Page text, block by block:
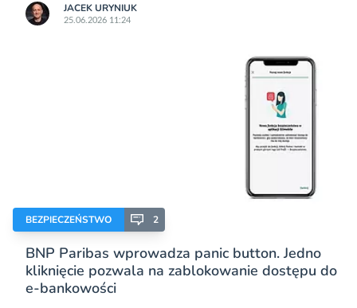
JACEK URYNIUK
25.06.2026 11:24
BEZPIECZEŃSTWO 2
BNP Paribas wprowadza panic button. Jedno
kliknięcie pozwala na zablokowanie dostępu do
e-bankowości